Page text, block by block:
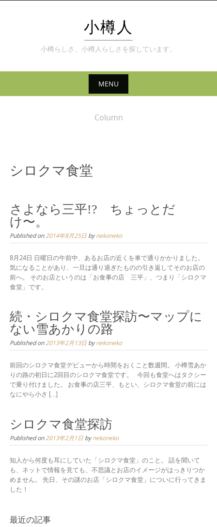
小樽人
小樽らしさ、小樽人らしさを探しています。
MENU
Column
シロクマ食堂
さよなら三平!? ちょっとだ
け〜。
Published on2014年8月25日 bynekoneko
8月24日 日曜日の午前中、あるお店の近くを車で通りかかりました。
気になることがあり、一旦は通り過ぎたものの引き返してそのお店の
前へ。 そのお店というのは「お食事の店 三平」、つまり「シロクマ
食堂」です。
続・シロクマ食堂探訪〜マップに
ない雪あかりの路
Published on2013年2月13日 bynekoneko
前回のシロクマ食堂デビューから時間をおくこと数週間。 小樽雪あか
りの路の初日に2回目のシロクマ食堂です。 今回も食堂へはタクシー
で乗り付けました。 お食事の店三平、もとい、シロクマ食堂の前には
なにやら小さ […]
シロクマ食堂探訪
Published on2013年2月1日 bynekoneko
知人から何度も耳にしていた「シロクマ食堂」のこと。 話を聞いて
も、ネットで情報を見ても、不思議とお店のイメージがはっきりつか
めません。 先日、その謎のお店「シロクマ食堂」についに行ってきま
した！
最近の記事